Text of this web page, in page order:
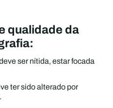
qualidade da
ser nítida, estar focada
ter sido alterado por